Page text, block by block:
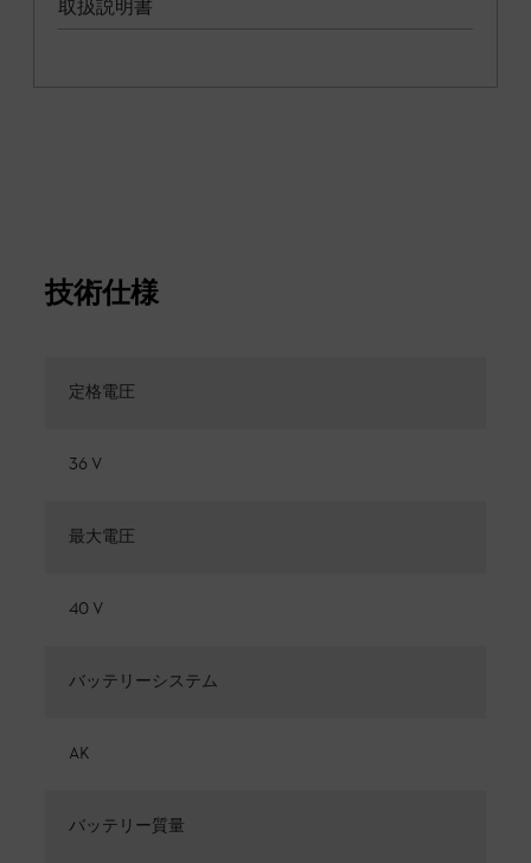
取扱説明書
技術仕様
定格電圧
36 V
最大電圧
40 V
バッテリーシステム
AK
バッテリー質量